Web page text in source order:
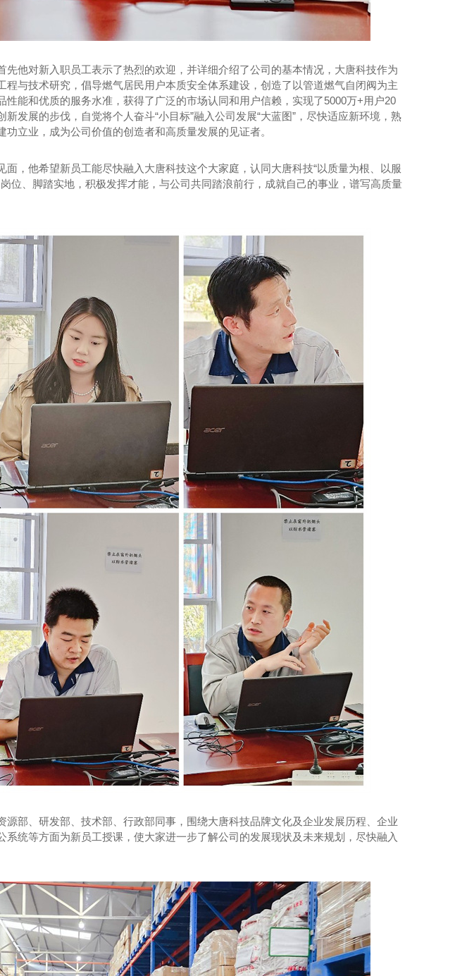
他对新入职员工表示了热烈的欢迎，并详细介绍了公司的基本情况，大唐科技作为
与技术研究，倡导燃气居民用户本质安全体系建设，创造了以管道燃气自闭阀为主
能和优质的服务水准，获得了广泛的市场认同和用户信赖，实现了5000万+用户20
发展的步伐，自觉将个人奋斗“小目标”融入公司发展“大蓝图”，尽快适应新环境，熟
立业，成为公司价值的创造者和高质量发展的见证者。
，他希望新员工能尽快融入大唐科技这个大家庭，认同大唐科技“以质量为根、以服
位、脚踏实地，积极发挥才能，与公司共同踏浪前行，成就自己的事业，谱写高质量
源部、研发部、技术部、行政部同事，围绕大唐科技品牌文化及企业发展历程、企业
统等方面为新员工授课，使大家进一步了解公司的发展现状及未来规划，尽快融入